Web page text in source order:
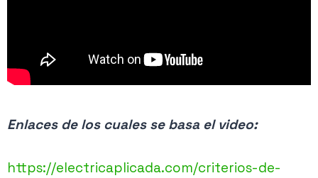
Enlaces de los cuales se basa el video:
https://electricaplicada.com/criterios-de-